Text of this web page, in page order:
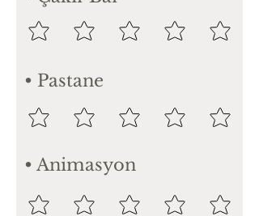
• Pastane
• Animasyon